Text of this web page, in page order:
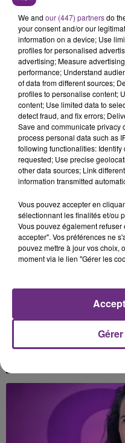
7h00
7h00
TEDDY SWIMS
Mr Know It All
Too Sweet
We and our (447) partnersdo
your consent and/or our
information on a device; Use
profiles for personalised
advertising; Measure
performance; Understand
of data from different sources;
profiles to personalise content;
content; Use limited data to
detect fraud, and fix errors;
Save and communicate privacy
process personal data such as
following functionalities:
requested; Use precise
other data sources; Link
information transmitted
Vous pouvez accepter en
sélectionnant les finalités et/ou
Vous pouvez également
accepter". Vos préférences ne
pouvez mettre à jour vos choix,
moment via le lien "Gérer les